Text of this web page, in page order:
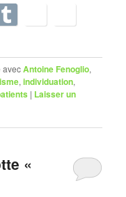
avecAntoine Fenoglio,
,individuation,
| Laisser un
«